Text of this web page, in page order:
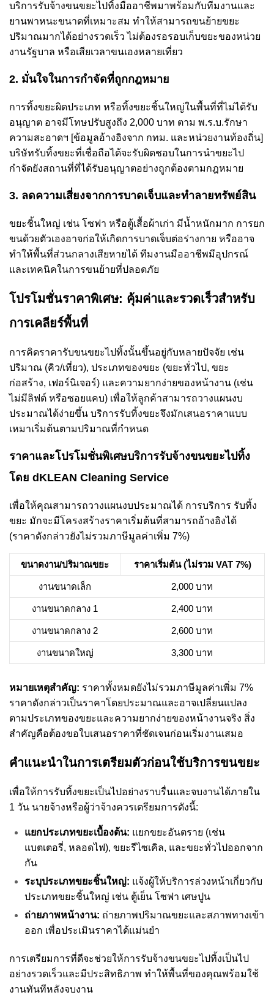
บริการรับจ้างขนขยะไปทิ้งมืออาชีพมาพร้อมกับทีมงานและ
ยานพาหนะขนาดที่เหมาะสม ทำให้สามารถขนย้ายขยะ
ปริมาณมากได้อย่างรวดเร็ว ไม่ต้องรอรอบเก็บขยะของหน่วย
งานรัฐบาล หรือเสียเวลาขนเองหลายเที่ยว
2. มั่นใจในการกำจัดที่ถูกกฎหมาย
การทิ้งขยะผิดประเภท หรือทิ้งขยะชิ้นใหญ่ในพื้นที่ที่ไม่ได้รับ
อนุญาต อาจมีโทษปรับสูงถึง 2,000 บาท ตาม พ.ร.บ.รักษา
ความสะอาดฯ [ข้อมูลอ้างอิงจาก กทม. และหน่วยงานท้องถิ่น]
บริษัทรับทิ้งขยะที่เชื่อถือได้จะรับผิดชอบในการนำขยะไป
กำจัดยังสถานที่ที่ได้รับอนุญาตอย่างถูกต้องตามกฎหมาย
3. ลดความเสี่ยงจากการบาดเจ็บและทำลายทรัพย์สิน
ขยะชิ้นใหญ่ เช่น โซฟา หรือตู้เสื้อผ้าเก่า มีน้ำหนักมาก การยก
ขนด้วยตัวเองอาจก่อให้เกิดการบาดเจ็บต่อร่างกาย หรืออาจ
ทำให้พื้นที่ส่วนกลางเสียหายได้ ทีมงานมืออาชีพมีอุปกรณ์
และเทคนิคในการขนย้ายที่ปลอดภัย
โปรโมชั่นราคาพิเศษ: คุ้มค่าและรวดเร็วสำหรับ
การเคลียร์พื้นที่
การคิดราคารับขนขยะไปทิ้งนั้นขึ้นอยู่กับหลายปัจจัย เช่น
ปริมาณ (คิว/เที่ยว), ประเภทของขยะ (ขยะทั่วไป, ขยะ
ก่อสร้าง, เฟอร์นิเจอร์) และความยากง่ายของหน้างาน (เช่น
ไม่มีลิฟต์ หรือซอยแคบ) เพื่อให้ลูกค้าสามารถวางแผนงบ
ประมาณได้ง่ายขึ้น บริการรับทิ้งขยะจึงมักเสนอราคาแบบ
เหมาเริ่มต้นตามปริมาณที่กำหนด
ราคาและโปรโมชั่นพิเศษบริการรับจ้างขนขยะไปทิ้ง
โดย dKLEAN Cleaning Service
เพื่อให้คุณสามารถวางแผนงบประมาณได้ การบริการ รับทิ้ง
ขยะ มักจะมีโครงสร้างราคาเริ่มต้นที่สามารถอ้างอิงได้
(ราคาดังกล่าวยังไม่รวมภาษีมูลค่าเพิ่ม 7%)
ขนาดงาน/ปริมาณขยะ ราคาเริ่มต้น (ไม่รวม VAT 7%)
งานขนาดเล็ก 2,000 บาท
งานขนาดกลาง 1 2,400 บาท
งานขนาดกลาง 2 2,600 บาท
งานขนาดใหญ่ 3,300 บาท
หมายเหตุสำคัญ: ราคาทั้งหมดยังไม่รวมภาษีมูลค่าเพิ่ม 7%
ราคาดังกล่าวเป็นราคาโดยประมาณและอาจเปลี่ยนแปลง
ตามประเภทของขยะและความยากง่ายของหน้างานจริง สิ่ง
สำคัญคือต้องขอใบเสนอราคาที่ชัดเจนก่อนเริ่มงานเสมอ
คำแนะนำในการเตรียมตัวก่อนใช้บริการขนขยะ
เพื่อให้การรับทิ้งขยะเป็นไปอย่างราบรื่นและจบงานได้ภายใน
1 วัน นายจ้างหรือผู้ว่าจ้างควรเตรียมการดังนี้:
แยกประเภทขยะเบื้องต้น: แยกขยะอันตราย (เช่น
แบตเตอรี่, หลอดไฟ), ขยะรีไซเคิล, และขยะทั่วไปออกจาก
กัน
ระบุประเภทขยะชิ้นใหญ่: แจ้งผู้ให้บริการล่วงหน้าเกี่ยวกับ
ประเภทขยะชิ้นใหญ่ เช่น ตู้เย็น โซฟา เศษปูน
ถ่ายภาพหน้างาน: ถ่ายภาพปริมาณขยะและสภาพทางเข้า
ออก เพื่อประเมินราคาได้แม่นยำ
การเตรียมการที่ดีจะช่วยให้การรับจ้างขนขยะไปทิ้งเป็นไป
อย่างรวดเร็วและมีประสิทธิภาพ ทำให้พื้นที่ของคุณพร้อมใช้
งานทันทีหลังจบงาน